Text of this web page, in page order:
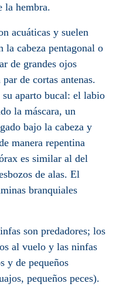
la hembra.
acuáticas y suelen
la cabeza pentagonal o
de grandes ojos
de cortas antenas.
aparto bucal: el labio
la máscara, un
bajo la cabeza y
manera repentina
es similar al del
de alas. El
branquiales
son predadores; los
al vuelo y las ninfas
y de pequeños
pequeños peces).